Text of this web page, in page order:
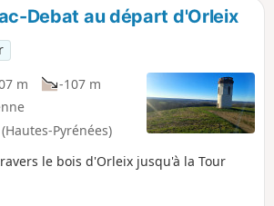
Debat au départ d'Orleix
m
-107 m
Pyrénées)
le bois d'Orleix jusqu'à la Tour